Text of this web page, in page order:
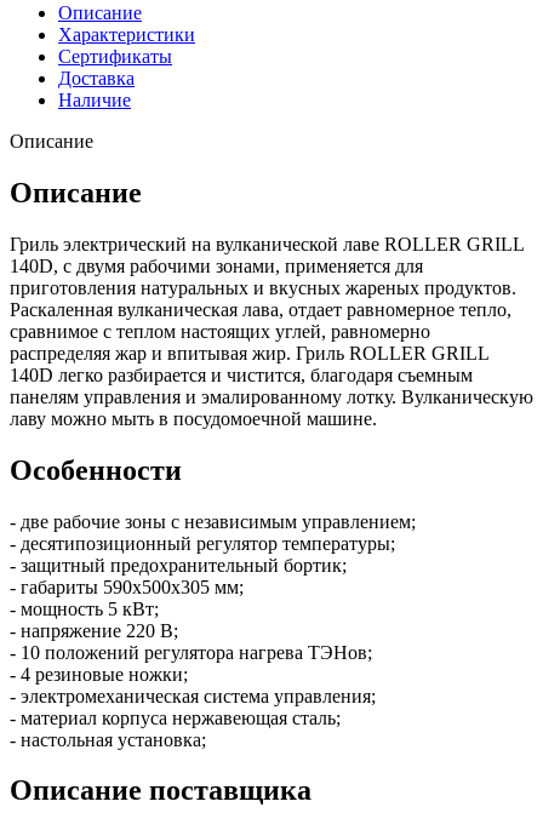
Описание
Характеристики
Сертификаты
Доставка
Наличие
Описание
Описание
Гриль электрический на вулканической лаве ROLLER GRILL
140D, с двумя рабочими зонами, применяется для
приготовления натуральных и вкусных жареных продуктов.
Раскаленная вулканическая лава, отдает равномерное тепло,
сравнимое с теплом настоящих углей, равномерно
распределяя жар и впитывая жир. Гриль ROLLER GRILL
140D легко разбирается и чистится, благодаря съемным
панелям управления и эмалированному лотку. Вулканическую
лаву можно мыть в посудомоечной машине.
Особенности
- две рабочие зоны с независимым управлением;
- десятипозиционный регулятор температуры;
- защитный предохранительный бортик;
- габариты 590х500х305 мм;
- мощность 5 кВт;
- напряжение 220 В;
- 10 положений регулятора нагрева ТЭНов;
- 4 резиновые ножки;
- электромеханическая система управления;
- материал корпуса нержавеющая сталь;
- настольная установка;
Описание поставщика